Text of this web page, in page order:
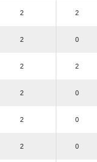
2 2
2 0
2 2
2 0
2 0
2 0